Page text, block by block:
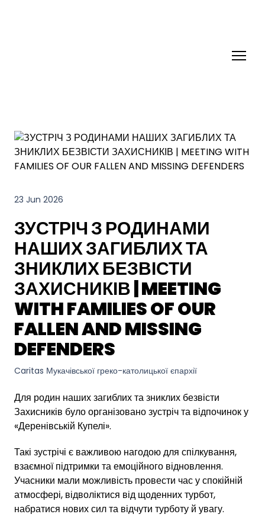
23 Jun 2026
ЗУСТРІЧ З РОДИНАМИ
НАШИХ ЗАГИБЛИХ ТА
ЗНИКЛИХ БЕЗВІСТИ
ЗАХИСНИКІВ | MEETING
WITH FAMILIES OF OUR
FALLEN AND MISSING
DEFENDERS
Caritas Мукачівської греко-католицької єпархії
Для родин наших загиблих та зниклих безвісти
Захисників було організовано зустріч та відпочинок у
«Деренівській Купелі».
Такі зустрічі є важливою нагодою для спілкування,
взаємної підтримки та емоційного відновлення.
Учасники мали можливість провести час у спокійній
атмосфері, відволіктися від щоденних турбот,
набратися нових сил та відчути турботу й увагу.